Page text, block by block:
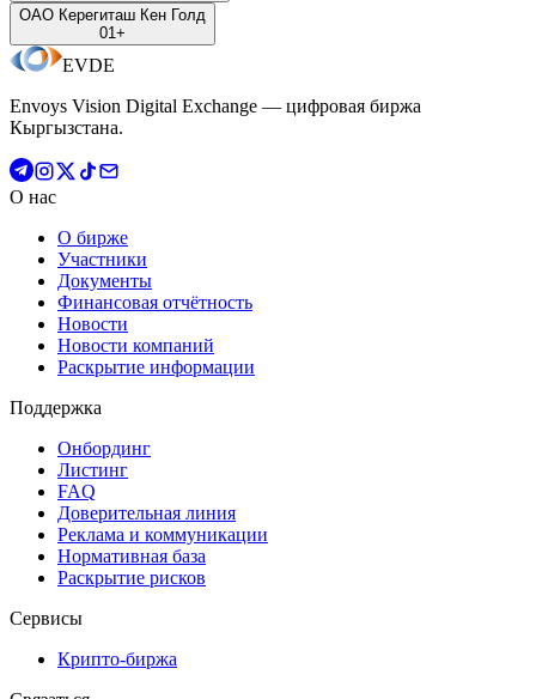
ОАО Керегиташ Кен Голд
01 +
EVDE
Envoys Vision Digital Exchange — цифровая биржа
Кыргызстана.
О нас
О бирже
Участники
Документы
Финансовая отчётность
Новости
Новости компаний
Раскрытие информации
Поддержка
Онбординг
Листинг
FAQ
Доверительная линия
Реклама и коммуникации
Нормативная база
Раскрытие рисков
Сервисы
Крипто-биржа